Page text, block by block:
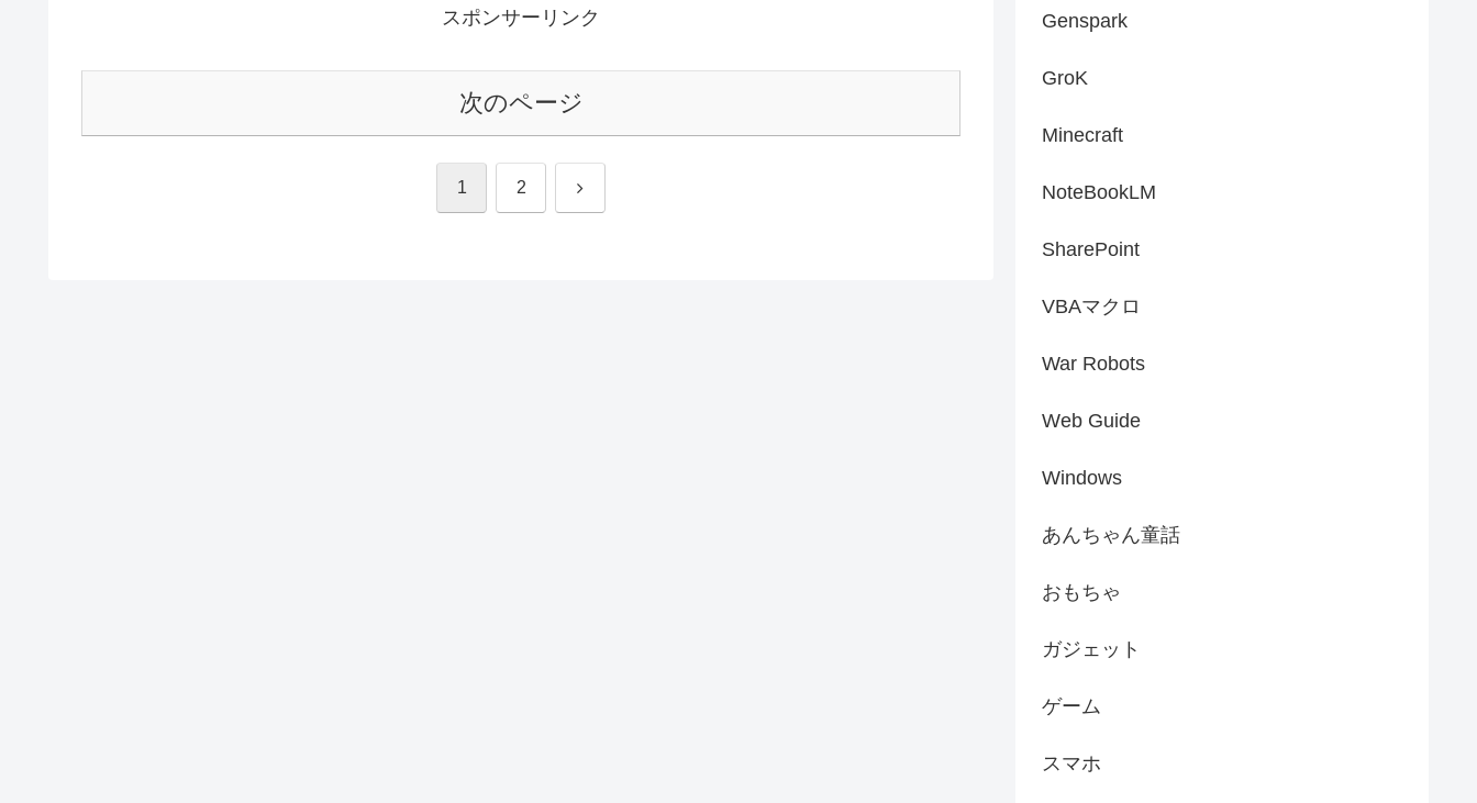
スポンサーリンク
次のページ
1 2 次
Genspark
GroK
Minecraft
NoteBookLM
SharePoint
VBAマクロ
War Robots
Web Guide
Windows
あんちゃん童話
おもちゃ
ガジェット
ゲーム
スマホ